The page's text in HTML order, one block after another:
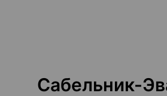
Сабельник-